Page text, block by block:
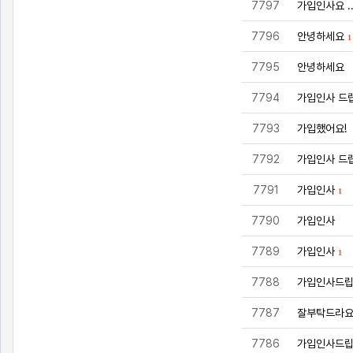
7797 가입인사요
7796 안녕하세요 1
7795 안녕하세요
7794 가입인사 드
7793 가입했어요!
7792 가입인사 드
7791 가입인사 1
7790 가입인사
7789 가입인사 1
7788 가입인사드
7787 잘부탁드라요
7786 가입인사드